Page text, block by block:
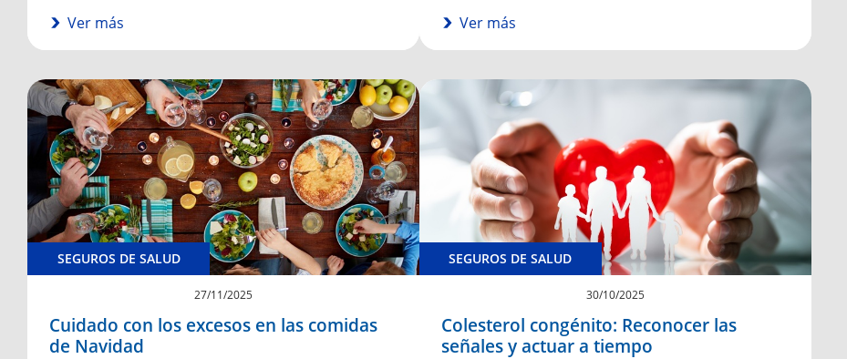
Ver más Ver más
SEGUROS DE SALUD
27/11/2025
Cuidado con los excesos en las comidas
de Navidad
SEGUROS DE SALUD
30/10/2025
Colesterol congénito: Reconocer las
señales y actuar a tiempo